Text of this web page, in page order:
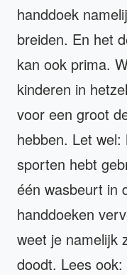
handdoek
breiden. En het
kan ook prima.
kinderen in
voor een groot
hebben. Let
sporten hebt
één wasbeurt in
handdoeken
weet je namelijk
doodt. Lees ook: